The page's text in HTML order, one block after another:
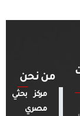
من نحن
مركز بحثي
مصري